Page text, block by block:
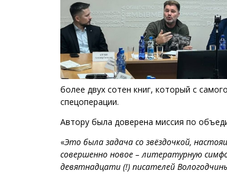
более двух сотен книг, который с
спецоперации.
Автору была доверена миссия по
«Это была задача со звёздочкой,
совершенно новое – литературную
девятнадцати (!) писателей